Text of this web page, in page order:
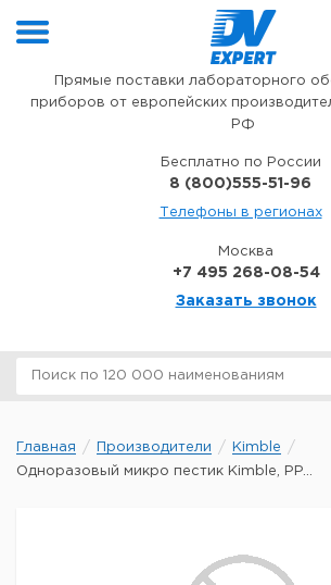
Прямые поставки лабораторного
приборов от европейских
РФ
Бесплатно по России
8 (800)555-51-96
Телефоны в регионах
Москва
+7 495 268-08-54
Заказать звонок
Главная Производители
Kimble
Одноразовый микро пестик Kimble, PP...